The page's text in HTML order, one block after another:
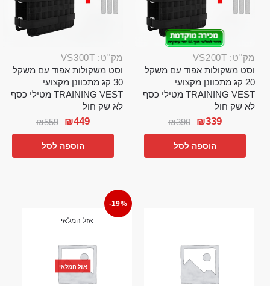
מק"ט: VS200T
וסט משקולות אפוד עם משקל
20 קג מתכוונן מקצועי
TRAINING VEST מטילי כסף
לא שק חול
₪390 ₪339
הוספה לסל
מק"ט: VS300T
וסט משקולות אפוד עם משקל
30 קג מתכוונן מקצועי
TRAINING VEST מטילי כסף
לא שק חול
₪559 ₪449
הוספה לסל
-19%
אזל המלאי
אזל המלאי